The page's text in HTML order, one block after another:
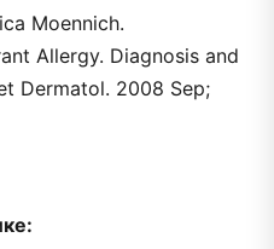
Moennich.
Allergy. Diagnosis and
Dermatol. 2008 Sep;